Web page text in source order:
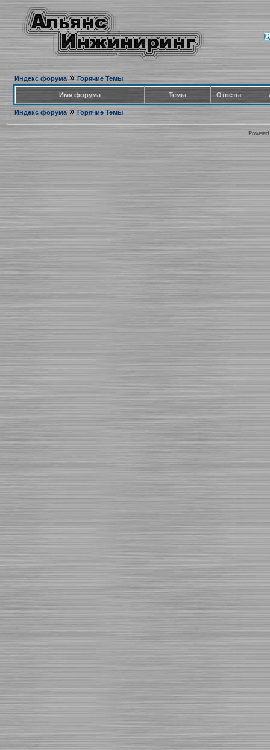
Индекс форума» Горячие Темы
Имя форума Темы Ответы
Индекс форума» Горячие Темы